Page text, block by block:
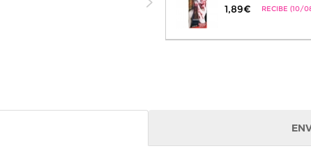
1,89€ RECIBE (10/